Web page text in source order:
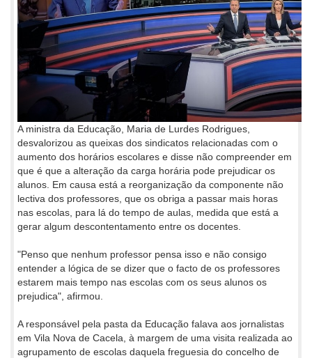
A ministra da Educação, Maria de Lurdes Rodrigues,
desvalorizou as queixas dos sindicatos relacionadas com o
aumento dos horários escolares e disse não compreender em
que é que a alteração da carga horária pode prejudicar os
alunos. Em causa está a reorganização da componente não
lectiva dos professores, que os obriga a passar mais horas
nas escolas, para lá do tempo de aulas, medida que está a
gerar algum descontentamento entre os docentes.
"Penso que nenhum professor pensa isso e não consigo
entender a lógica de se dizer que o facto de os professores
estarem mais tempo nas escolas com os seus alunos os
prejudica", afirmou.
A responsável pela pasta da Educação falava aos jornalistas
em Vila Nova de Cacela, à margem de uma visita realizada ao
agrupamento de escolas daquela freguesia do concelho de